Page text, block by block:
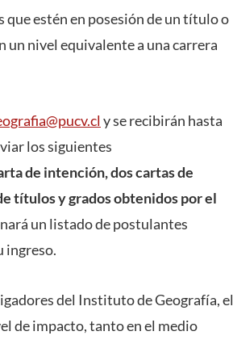
estén en posesión de un título o
un nivel equivalente a una carrera
y se recibirán hasta
los siguientes
de intención, dos cartas de
títulos y grados obtenidos por el
un listado de postulantes
ingreso.
del Instituto de Geografía, el
de impacto, tanto en el medio